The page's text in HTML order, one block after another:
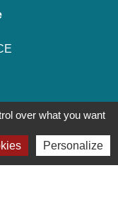
over what you want
Personalize